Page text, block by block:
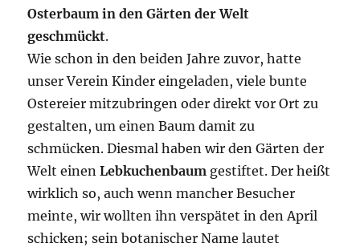
Osterbaum in den Gärten der Welt
geschmückt.
Wie schon in den beiden Jahre zuvor, hatte
unser Verein Kinder eingeladen, viele bunte
Ostereier mitzubringen oder direkt vor Ort zu
gestalten, um einen Baum damit zu
schmücken. Diesmal haben wir den Gärten der
Welt einenLebkuchenbaum gestiftet. Der heißt
wirklich so, auch wenn mancher Besucher
meinte, wir wollten ihn verspätet in den April
schicken; sein botanischer Name lautet